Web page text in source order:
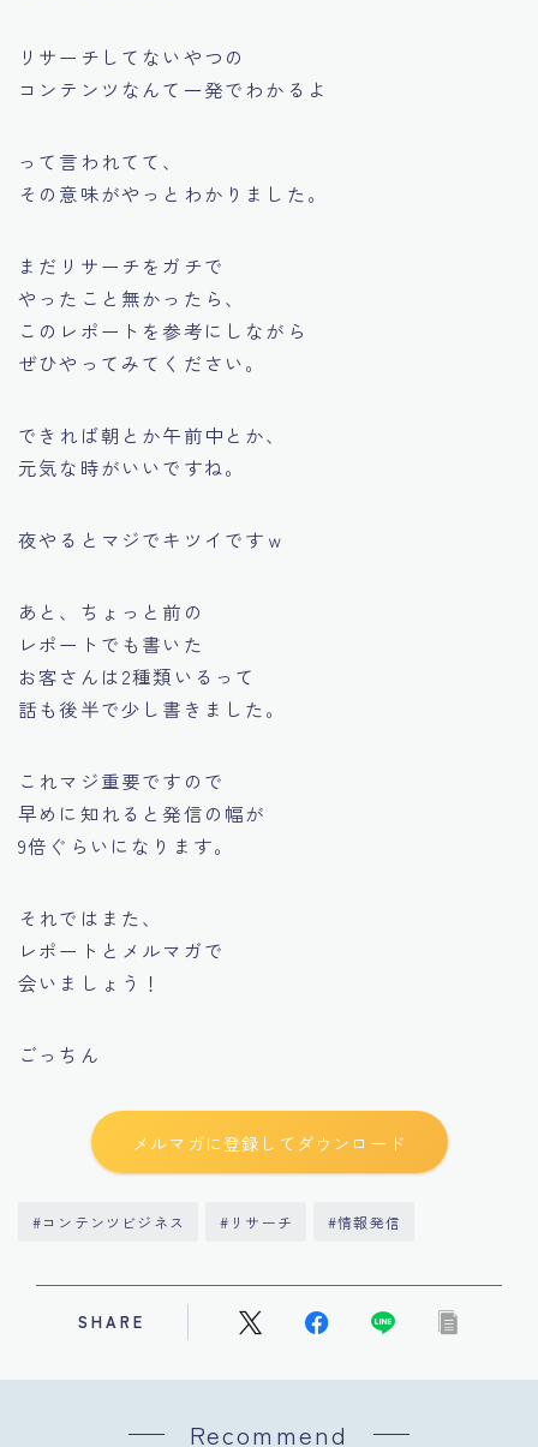
リサーチしてないやつの
コンテンツなんて一発でわかるよ
って言われてて、
その意味がやっとわかりました。
まだリサーチをガチで
やったこと無かったら、
このレポートを参考にしながら
ぜひやってみてください。
できれば朝とか午前中とか、
元気な時がいいですね。
夜やるとマジでキツイですｗ
あと、ちょっと前の
レポートでも書いた
お客さんは2種類いるって
話も後半で少し書きました。
これマジ重要ですので
早めに知れると発信の幅が
9倍ぐらいになります。
それではまた、
レポートとメルマガで
会いましょう！
ごっちん
メルマガに登録してダウンロード
#コンテンツビジネス #リサーチ #情報発信
SHARE
Recommend